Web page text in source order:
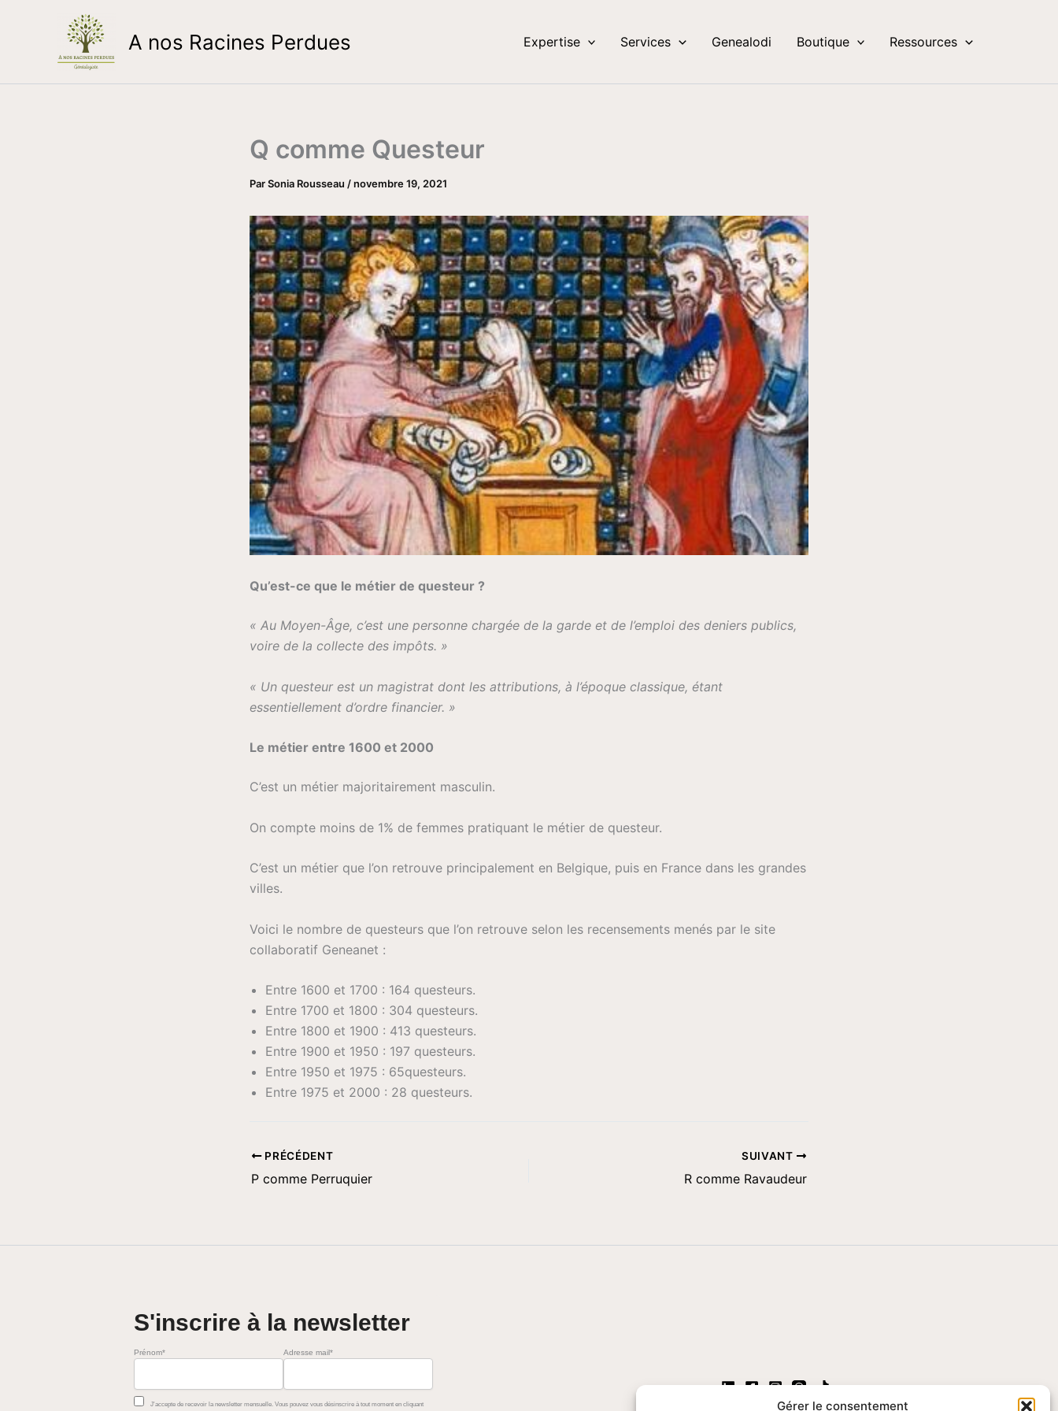
Gérer le consentement
A nos Racines Perdues Expertise Services Genealodi Boutique Ressources
Q comme Questeur
ParSonia Rousseau /novembre 19, 2021
Qu’est-ce que le métier de questeur ?
« Au Moyen-Âge, c’est une personne chargée de la garde et de l’emploi des deniers publics,
voire de la collecte des impôts. »
« Un questeur est un magistrat dont les attributions, à l’époque classique, étant
essentiellement d’ordre financier. »
Le métier entre 1600 et 2000
C’est un métier majoritairement masculin.
On compte moins de 1% de femmes pratiquant le métier de questeur.
C’est un métier que l’on retrouve principalement en Belgique, puis en France dans les grandes
villes.
Voici le nombre de questeurs que l’on retrouve selon les recensements menés par le site
collaboratif Geneanet :
Entre 1600 et 1700 : 164 questeurs.
Entre 1700 et 1800 : 304 questeurs.
Entre 1800 et 1900 : 413 questeurs.
Entre 1900 et 1950 : 197 questeurs.
Entre 1950 et 1975 : 65questeurs.
Entre 1975 et 2000 : 28 questeurs.
PRÉCÉDENT
P comme Perruquier
SUIVANT
R comme Ravaudeur
S'inscrire à la newsletter
Prénom* Adresse mail*
J'accepte de recevoir la newsletter mensuelle. Vous pouvez vous désinscrire à tout moment en cliquant